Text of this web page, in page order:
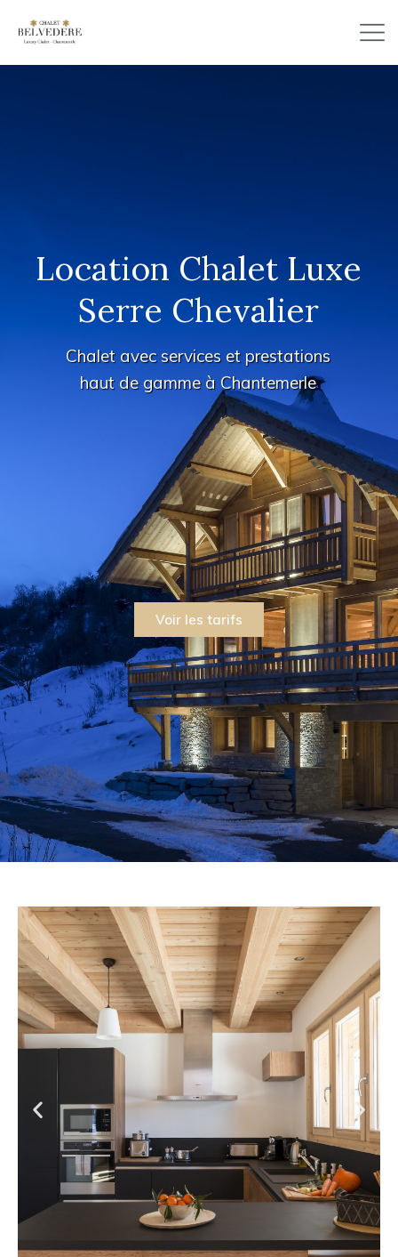
Location Chalet Luxe
Serre Chevalier
Chalet avec services et prestations
haut de gamme à Chantemerle
Voir les tarifs